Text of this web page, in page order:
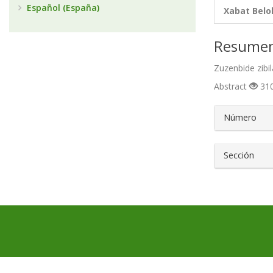
Xabat
Zuzenbide
Abstract
Número
Sección
Español (España)